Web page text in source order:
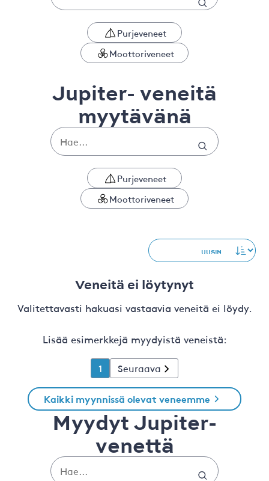
Purjeveneet
Moottoriveneet
Jupiter- veneitä
myytävänä
Purjeveneet
Moottoriveneet
Veneitä ei löytynyt
Valitettavasti hakuasi vastaavia veneitä ei löydy.
Lisää esimerkkejä myydyistä veneistä:
1 Seuraava
Kaikki myynnissä olevat veneemme
Myydyt Jupiter-
venettä